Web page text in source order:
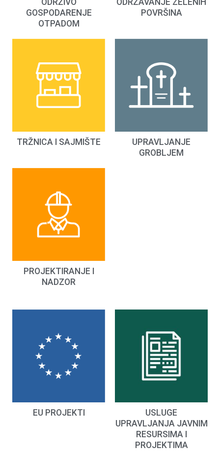
ODRŽIVO
GOSPODARENJE
OTPADOM
ODRŽAVANJE ZELENIH
POVRŠINA
TRŽNICA I SAJMIŠTE
UPRAVLJANJE
GROBLJEM
PROJEKTIRANJE I
NADZOR
EU PROJEKTI
USLUGE
UPRAVLJANJA JAVNIM
RESURSIMA I
PROJEKTIMA